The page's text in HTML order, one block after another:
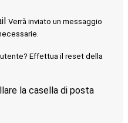
Verrà inviato un messaggio
Effettua il reset della
la casella di posta